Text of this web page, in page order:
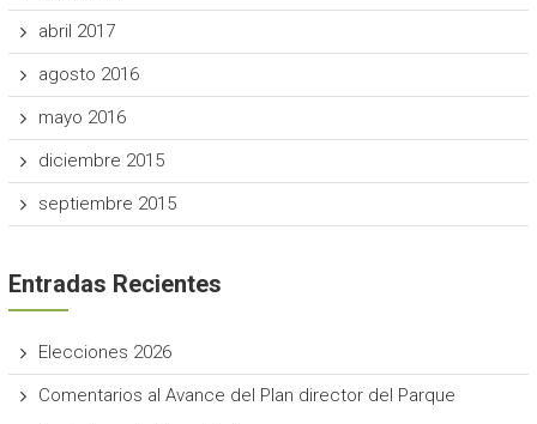
abril 2017
agosto 2016
mayo 2016
diciembre 2015
septiembre 2015
Entradas Recientes
Elecciones 2026
Comentarios al Avance del Plan director del Parque